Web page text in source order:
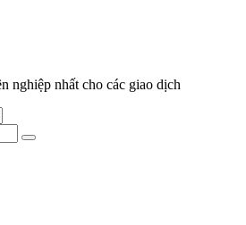
nghiệp nhất cho các giao dịch